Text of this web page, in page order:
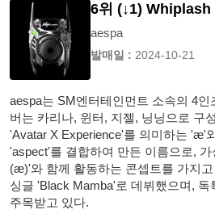
6위 (↓1) Whiplash
aespa
발매일 : 2024-10-21
aespa는 SM엔터테인먼트 소속의 4인
버는 카리나, 윈터, 지젤, 닝닝으로 구
'Avatar X Experience'를 의미하는 'æ'
'aspect'를 결합하여 만든 이름으로,
(æ)'와 함께 활동하는 콘셉트를 가지고
싱글 'Black Mamba'로 데뷔했으며, 독
주목받고 있다.